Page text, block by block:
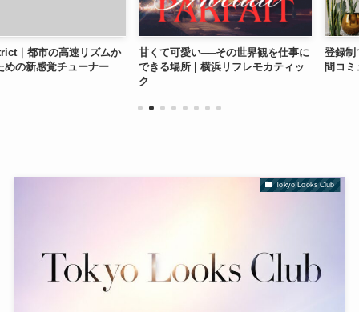
高速リズムか
チューナー
甘くて可愛い──その世界観を仕事に
できる場所 | 横浜リフレモカティッ
登録制で働ける
間コミュニケー
Tokyo Looks Club